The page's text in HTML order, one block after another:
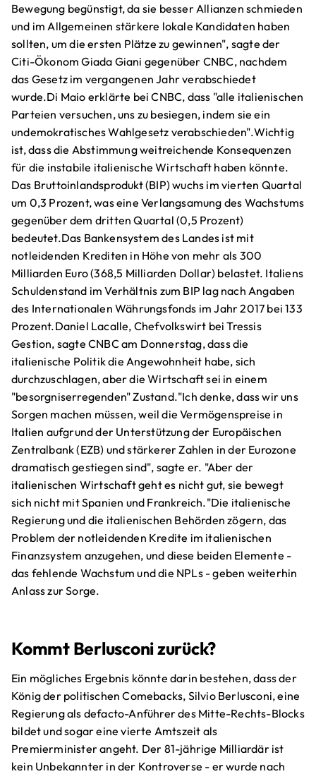
Bewegung begünstigt, da sie besser Allianzen schmieden
und im Allgemeinen stärkere lokale Kandidaten haben
sollten, um die ersten Plätze zu gewinnen", sagte der
Citi-Ökonom Giada Giani gegenüber CNBC, nachdem
das Gesetz im vergangenen Jahr verabschiedet
wurde.Di Maio erklärte bei CNBC, dass "alle italienischen
Parteien versuchen, uns zu besiegen, indem sie ein
undemokratisches Wahlgesetz verabschieden".Wichtig
ist, dass die Abstimmung weitreichende Konsequenzen
für die instabile italienische Wirtschaft haben könnte.
Das Bruttoinlandsprodukt (BIP) wuchs im vierten Quartal
um 0,3 Prozent, was eine Verlangsamung des Wachstums
gegenüber dem dritten Quartal (0,5 Prozent)
bedeutet.Das Bankensystem des Landes ist mit
notleidenden Krediten in Höhe von mehr als 300
Milliarden Euro (368,5 Milliarden Dollar) belastet. Italiens
Schuldenstand im Verhältnis zum BIP lag nach Angaben
des Internationalen Währungsfonds im Jahr 2017 bei 133
Prozent.Daniel Lacalle, Chefvolkswirt bei Tressis
Gestion, sagte CNBC am Donnerstag, dass die
italienische Politik die Angewohnheit habe, sich
durchzuschlagen, aber die Wirtschaft sei in einem
"besorgniserregenden" Zustand."Ich denke, dass wir uns
Sorgen machen müssen, weil die Vermögenspreise in
Italien aufgrund der Unterstützung der Europäischen
Zentralbank (EZB) und stärkerer Zahlen in der Eurozone
dramatisch gestiegen sind", sagte er. "Aber der
italienischen Wirtschaft geht es nicht gut, sie bewegt
sich nicht mit Spanien und Frankreich."Die italienische
Regierung und die italienischen Behörden zögern, das
Problem der notleidenden Kredite im italienischen
Finanzsystem anzugehen, und diese beiden Elemente -
das fehlende Wachstum und die NPLs - geben weiterhin
Anlass zur Sorge.
Kommt Berlusconi zurück?
Ein mögliches Ergebnis könnte darin bestehen, dass der
König der politischen Comebacks, Silvio Berlusconi, eine
Regierung als defacto-Anführer des Mitte-Rechts-Blocks
bildet und sogar eine vierte Amtszeit als
Premierminister angeht. Der 81-jährige Milliardär ist
kein Unbekannter in der Kontroverse - er wurde nach